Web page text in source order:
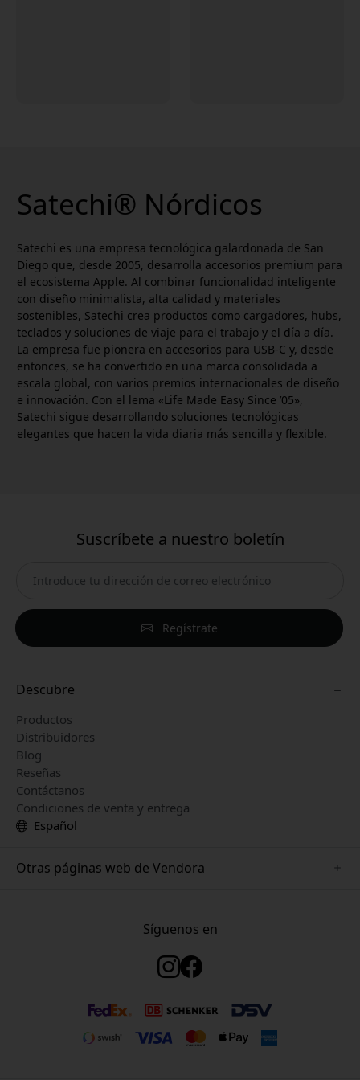
Satechi® Nórdicos
Satechi es una empresa tecnológica galardonada de San
Diego que, desde 2005, desarrolla accesorios premium para
el ecosistema Apple. Al combinar funcionalidad inteligente
con diseño minimalista, alta calidad y materiales
sostenibles, Satechi crea productos como cargadores, hubs,
teclados y soluciones de viaje para el trabajo y el día a día.
La empresa fue pionera en accesorios para USB-C y, desde
entonces, se ha convertido en una marca consolidada a
escala global, con varios premios internacionales de diseño
e innovación. Con el lema «Life Made Easy Since ’05»,
Satechi sigue desarrollando soluciones tecnológicas
elegantes que hacen la vida diaria más sencilla y flexible.
Suscríbete a nuestro boletín
Regístrate
Descubre
Productos
Distribuidores
Blog
Reseñas
Contáctanos
Condiciones de venta y entrega
Español
Otras páginas web de Vendora
www.pipetto.se
Síguenos en